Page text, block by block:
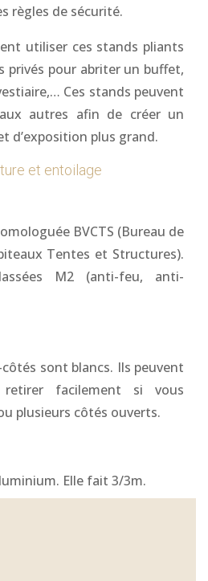
règles de sécurité.
utiliser ces stands pliants
privés pour abriter un buffet,
Ces stands peuvent
autres afin de créer un
d’exposition plus grand.
et entoilage
BVCTS (Bureau de
Tentes et Structures).
M2 (anti-feu, anti-
sont blancs. Ils peuvent
facilement si vous
plusieurs côtés ouverts.
Elle fait 3/3m.